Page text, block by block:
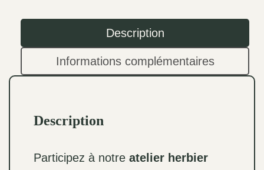
Description
Informations complémentaires
Description
Participez à notre atelier herbier